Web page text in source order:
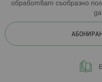
обработват съобразно